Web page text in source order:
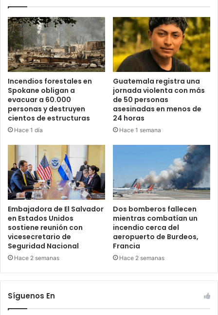
Incendios forestales en
Spokane obligan a
evacuar a 60.000
personas y destruyen
cientos de estructuras
Hace 1 día
Guatemala registra una
jornada violenta con más
de 50 personas
asesinadas en menos de
24 horas
Hace 1 semana
Embajadora de El Salvador
en Estados Unidos
sostiene reunión con
vicesecretario de
Seguridad Nacional
Hace 2 semanas
Dos bomberos fallecen
mientras combatían un
incendio cerca del
aeropuerto de Burdeos,
Francia
Hace 2 semanas
Síguenos En